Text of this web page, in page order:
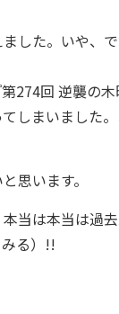
した。いや
274回 逆襲の
しまいました
思います。
当は本当は過
る）!!